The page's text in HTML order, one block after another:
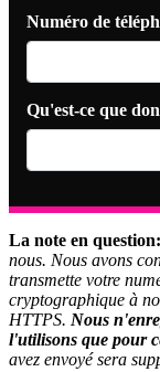
Numéro de
Qu'est-ce que
La note en question:
nous. Nous avons
transmette votre
cryptographique à
HTTPS. Nous
l'utilisons que pour
avez envoyé sera